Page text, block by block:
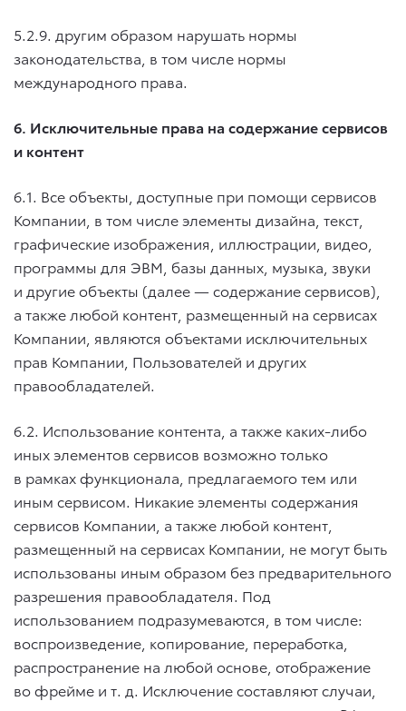
5.2.9. другим образом нарушать нормы
законодательства, в том числе нормы
международного права.
6. Исключительные права на содержание сервисов
и контент
6.1. Все объекты, доступные при помощи сервисов
Компании, в том числе элементы дизайна, текст,
графические изображения, иллюстрации, видео,
программы для ЭВМ, базы данных, музыка, звуки
и другие объекты (далее — содержание сервисов),
а также любой контент, размещенный на сервисах
Компании, являются объектами исключительных
прав Компании, Пользователей и других
правообладателей.
6.2. Использование контента, а также каких-либо
иных элементов сервисов возможно только
в рамках функционала, предлагаемого тем или
иным сервисом. Никакие элементы содержания
сервисов Компании, а также любой контент,
размещенный на сервисах Компании, не могут быть
использованы иным образом без предварительного
разрешения правообладателя. Под
использованием подразумеваются, в том числе:
воспроизведение, копирование, переработка,
распространение на любой основе, отображение
во фрейме и т. д. Исключение составляют случаи,